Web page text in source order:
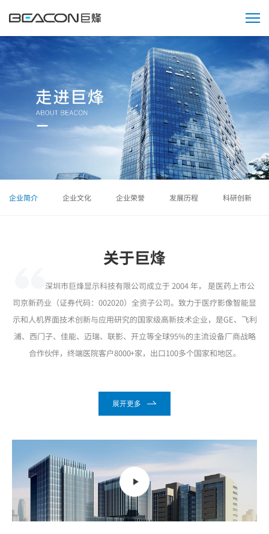
企业简介 企业文化 企业荣誉 发展历程 科研创新
关于巨烽
深圳市巨烽显示科技有限公司成立于 2004 年， 是医药上市公
司京新药业（证券代码：002020）全资子公司。致力于医疗影像智能显
示和人机界面技术创新与应用研究的国家级高新技术企业，是GE、飞利
浦、西门子、佳能、迈瑞、联影、开立等全球95%的主流设备厂商战略
合作伙伴，终端医院客户8000+家，出口100多个国家和地区。
展开更多